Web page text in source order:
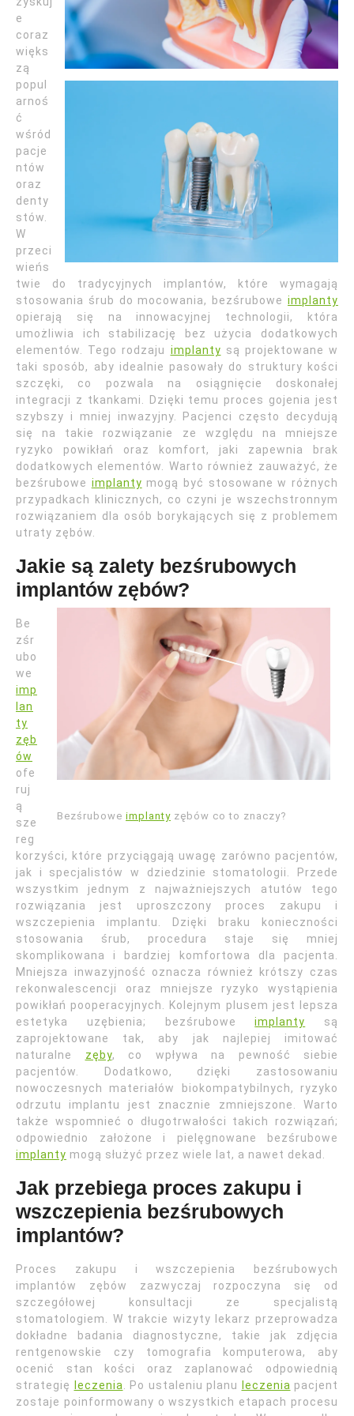
e
coraz
więks
zą
popul
arnoś
ć
wśród
pacje
ntów
oraz
denty
stów.
W
przeci
wieńs
twie do tradycyjnych implantów, które wymagają
stosowania śrub do mocowania, bezśrubowe implanty
opierają się na innowacyjnej technologii, która
umożliwia ich stabilizację bez użycia dodatkowych
elementów. Tego rodzaju implanty są projektowane w
taki sposób, aby idealnie pasowały do struktury kości
szczęki, co pozwala na osiągnięcie doskonałej
integracji z tkankami. Dzięki temu proces gojenia jest
szybszy i mniej inwazyjny. Pacjenci często decydują
się na takie rozwiązanie ze względu na mniejsze
ryzyko powikłań oraz komfort, jaki zapewnia brak
dodatkowych elementów. Warto również zauważyć, że
bezśrubowe implanty mogą być stosowane w różnych
przypadkach klinicznych, co czyni je wszechstronnym
rozwiązaniem dla osób borykających się z problemem
utraty zębów.
Jakie są zalety bezśrubowych
implantów zębów?
Bezśrubowe implanty zębów co to znaczy?
Be
zśr
ubo
we
imp
lan
ty
zęb
ów
ofe
ruj
ą
sze
reg
korzyści, które przyciągają uwagę zarówno pacjentów,
jak i specjalistów w dziedzinie stomatologii. Przede
wszystkim jednym z najważniejszych atutów tego
rozwiązania jest uproszczony proces zakupu i
wszczepienia implantu. Dzięki braku konieczności
stosowania śrub, procedura staje się mniej
skomplikowana i bardziej komfortowa dla pacjenta.
Mniejsza inwazyjność oznacza również krótszy czas
rekonwalescencji oraz mniejsze ryzyko wystąpienia
powikłań pooperacyjnych. Kolejnym plusem jest lepsza
estetyka uzębienia; bezśruboweimplanty są
zaprojektowane tak, aby jak najlepiej imitować
naturalne zęby, co wpływa na pewność siebie
pacjentów. Dodatkowo, dzięki zastosowaniu
nowoczesnych materiałów biokompatybilnych, ryzyko
odrzutu implantu jest znacznie zmniejszone. Warto
także wspomnieć o długotrwałości takich rozwiązań;
odpowiednio założone i pielęgnowane bezśrubowe
implanty mogą służyć przez wiele lat, a nawet dekad.
Jak przebiega proces zakupu i
wszczepienia bezśrubowych
implantów?
Proces zakupu i wszczepienia bezśrubowych
implantów zębów zazwyczaj rozpoczyna się od
szczegółowej konsultacji ze specjalistą
stomatologiem. W trakcie wizyty lekarz przeprowadza
dokładne badania diagnostyczne, takie jak zdjęcia
rentgenowskie czy tomografia komputerowa, aby
ocenić stan kości oraz zaplanować odpowiednią
strategię
leczenia. Po ustaleniu planu leczenia pacjent
zostaje poinformowany o wszystkich etapach procesu